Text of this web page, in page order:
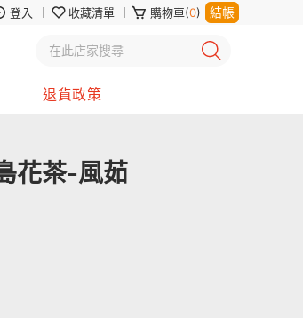
登入 收藏清單 購物車(0) 結帳
退貨政策
花茶-風茹